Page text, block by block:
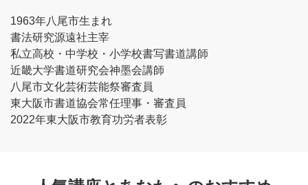
1963年八尾市生まれ
書法研究源遠社主宰
私立高校・中学校・小学校書写書道講師
近畿大学書道研究会神墨会講師
八尾市文化芸術芸能祭審査員
東大阪市書道協会常任理事・審査員
2022年東大阪市教育功労者表彰